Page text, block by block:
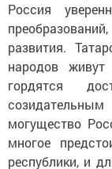
Россия
развития.
народов
гордятся
могущество
многое
республики, и